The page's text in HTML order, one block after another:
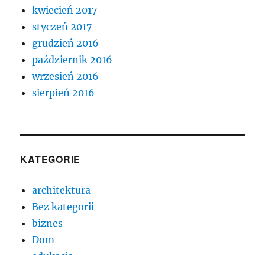
kwiecień 2017
styczeń 2017
grudzień 2016
październik 2016
wrzesień 2016
sierpień 2016
KATEGORIE
architektura
Bez kategorii
biznes
Dom